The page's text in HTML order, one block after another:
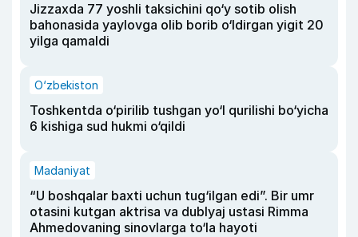
Jizzaxda 77 yoshli taksichini qo‘y sotib olish
bahonasida yaylovga olib borib o‘ldirgan yigit 20
yilga qamaldi
O‘zbekiston
Toshkentda o‘pirilib tushgan yo‘l qurilishi bo‘yicha
6 kishiga sud hukmi o‘qildi
Madaniyat
“U boshqalar baxti uchun tug‘ilgan edi”. Bir umr
otasini kutgan aktrisa va dublyaj ustasi Rimma
Ahmedovaning sinovlarga to‘la hayoti